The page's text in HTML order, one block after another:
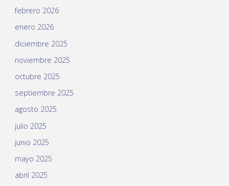
febrero 2026
enero 2026
diciembre 2025
noviembre 2025
octubre 2025
septiembre 2025
agosto 2025
julio 2025
junio 2025
mayo 2025
abril 2025